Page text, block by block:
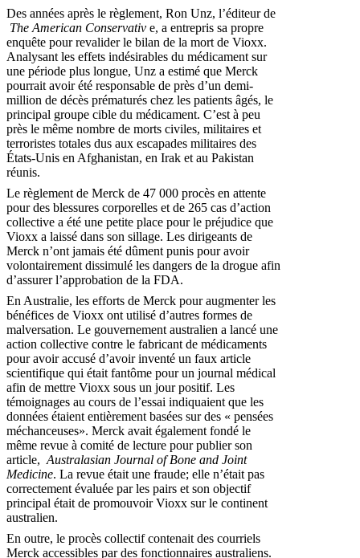
Des années après le règlement, Ron Unz, l’éditeur de
The American Conservativ e, a entrepris sa propre
enquête pour revalider le bilan de la mort de Vioxx.
Analysant les effets indésirables du médicament sur
une période plus longue, Unz a estimé que Merck
pourrait avoir été responsable de près d’un demi-
million de décès prématurés chez les patients âgés, le
principal groupe cible du médicament. C’est à peu
près le même nombre de morts civiles, militaires et
terroristes totales dus aux escapades militaires des
États-Unis en Afghanistan, en Irak et au Pakistan
réunis.
Le règlement de Merck de 47 000 procès en attente
pour des blessures corporelles et de 265 cas d’action
collective a été une petite place pour le préjudice que
Vioxx a laissé dans son sillage. Les dirigeants de
Merck n’ont jamais été dûment punis pour avoir
volontairement dissimulé les dangers de la drogue afin
d’assurer l’approbation de la FDA.
En Australie, les efforts de Merck pour augmenter les
bénéfices de Vioxx ont utilisé d’autres formes de
malversation. Le gouvernement australien a lancé une
action collective contre le fabricant de médicaments
pour avoir accusé d’avoir inventé un faux article
scientifique qui était fantôme pour un journal médical
afin de mettre Vioxx sous un jour positif. Les
témoignages au cours de l’essai indiquaient que les
données étaient entièrement basées sur des « pensées
méchanceuses». Merck avait également fondé le
même revue à comité de lecture pour publier son
article, Australasian Journal of Bone and Joint
Medicine. La revue était une fraude; elle n’était pas
correctement évaluée par les pairs et son objectif
principal était de promouvoir Vioxx sur le continent
australien.
En outre, le procès collectif contenait des courriels
Merck accessibles par des fonctionnaires australiens.